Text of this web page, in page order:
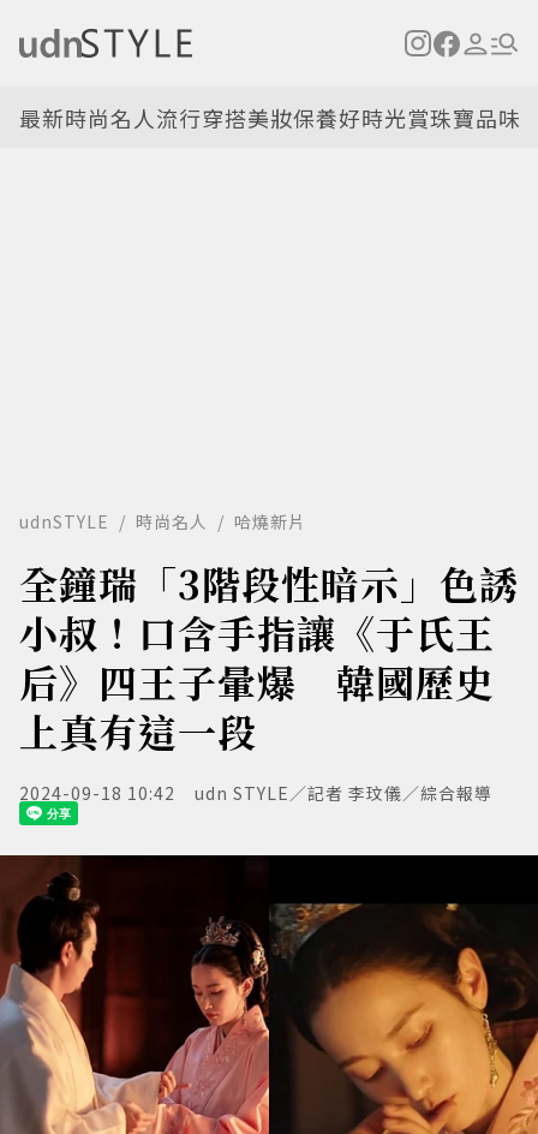
最新時尚名人流行穿搭美妝保養好時光賞珠寶品味
udnSTYLE 時尚名人 哈燒新片
全鐘瑞「3階段性暗示」色誘
小叔！口含手指讓《于氏王
后》四王子暈爆 韓國歷史
上真有這一段
2024-09-18 10:42 udn STYLE／記者 李玟儀／綜合報導